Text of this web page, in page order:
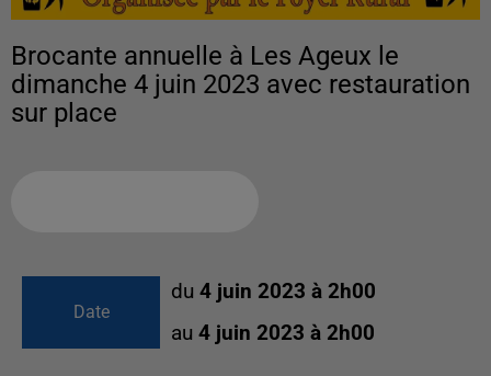
Brocante annuelle à Les Ageux le
dimanche 4 juin 2023 avec restauration
sur place
Date
du 4 juin 2023 à 2h00
au 4 juin 2023 à 2h00